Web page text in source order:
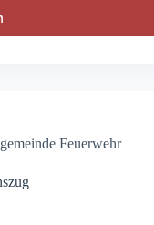
Feuerwehr